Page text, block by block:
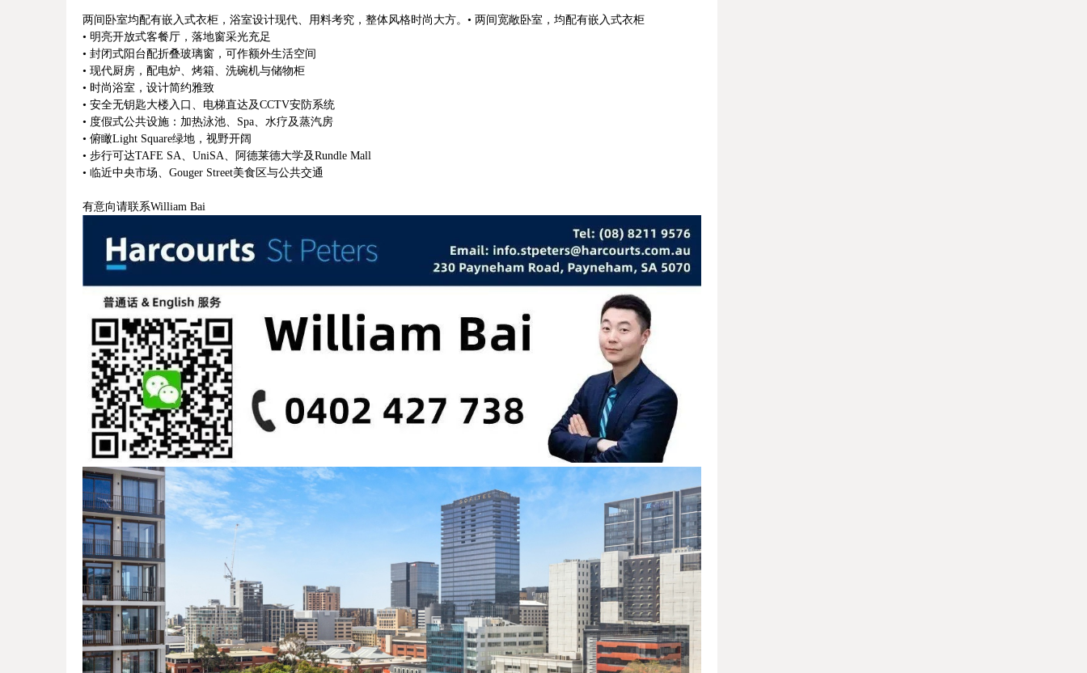
两间卧室均配有嵌入式衣柜，浴室设计现代、用料考究，整体风格时尚大方。• 两间宽敞卧室，均配有嵌入式衣柜
• 明亮开放式客餐厅，落地窗采光充足
• 封闭式阳台配折叠玻璃窗，可作额外生活空间
• 现代厨房，配电炉、烤箱、洗碗机与储物柜
• 时尚浴室，设计简约雅致
• 安全无钥匙大楼入口、电梯直达及CCTV安防系统
• 度假式公共设施：加热泳池、Spa、水疗及蒸汽房
• 俯瞰Light Square绿地，视野开阔
• 步行可达TAFE SA、UniSA、阿德莱德大学及Rundle Mall
• 临近中央市场、Gouger Street美食区与公共交通
有意向请联系William Bai